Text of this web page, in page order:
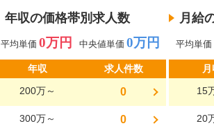
年収の価格帯別求人数
平均単価 0万円 中央値単価 0万円
年収
求人件数
200万～
0
300万～ 0
月給
平均単価
15
20